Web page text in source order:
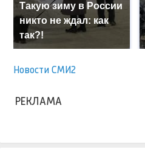
Такую зиму в России
никто не ждал: как
так?!
Новости СМИ2
РЕКЛАМА